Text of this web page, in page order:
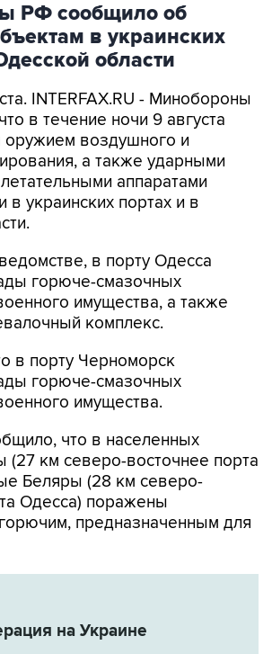
РФ сообщило об
в украинских
области
INTERFAX.RU - Минобороны
в течение ночи 9 августа
воздушного и
а также ударными
аппаратами
украинских портах и в
в порту Одесса
горюче-смазочных
имущества, а также
комплекс.
в порту Черноморск
горюче-смазочных
имущества.
что в населенных
(27 км северо-восточнее порта
Беляры (28 км северо-
Одесса) поражены
предназначенным для
на Украине